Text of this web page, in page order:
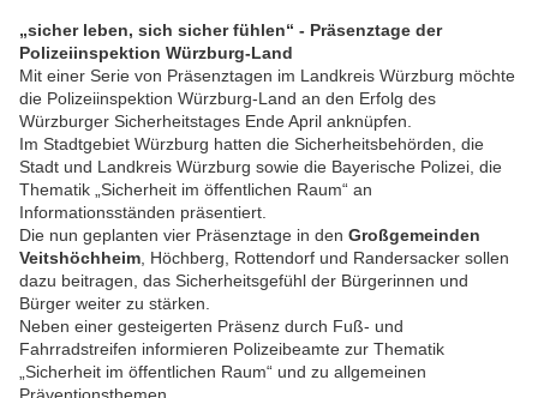
„sicher leben, sich sicher fühlen“ - Präsenztage der
Polizeiinspektion Würzburg-Land
Mit einer Serie von Präsenztagen im Landkreis Würzburg möchte
die Polizeiinspektion Würzburg-Land an den Erfolg des
Würzburger Sicherheitstages Ende April anknüpfen.
Im Stadtgebiet Würzburg hatten die Sicherheitsbehörden, die
Stadt und Landkreis Würzburg sowie die Bayerische Polizei, die
Thematik „Sicherheit im öffentlichen Raum“ an
Informationsständen präsentiert.
Die nun geplanten vier Präsenztage in den Großgemeinden
Veitshöchheim , Höchberg, Rottendorf und Randersacker sollen
dazu beitragen, das Sicherheitsgefühl der Bürgerinnen und
Bürger weiter zu stärken.
Neben einer gesteigerten Präsenz durch Fuß- und
Fahrradstreifen informieren Polizeibeamte zur Thematik
„Sicherheit im öffentlichen Raum“ und zu allgemeinen